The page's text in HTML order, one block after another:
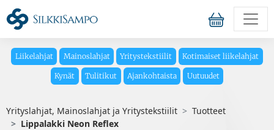
Liikelahjat Mainoslahjat Yritystekstiilit Kotimaiset liikelahjat
Kynät Tulitikut Ajankohtaista Uutuudet
Yrityslahjat, Mainoslahjat ja Yritystekstiilit
Tuotteet
Lippalakki Neon Reflex